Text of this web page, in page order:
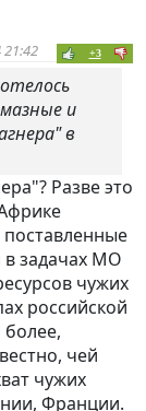
21:42 +3
и
в
Разве это
задачах МО
чужих
российской
чей
чужих
Франции.